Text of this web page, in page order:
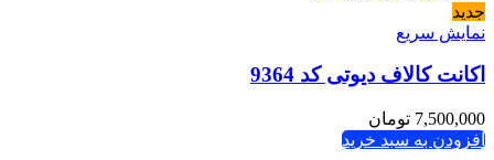
جدید
نمایش سریع
اکانت کالاف دیوتی کد 9364
7,500,000 تومان
افزودن به سبد خرید